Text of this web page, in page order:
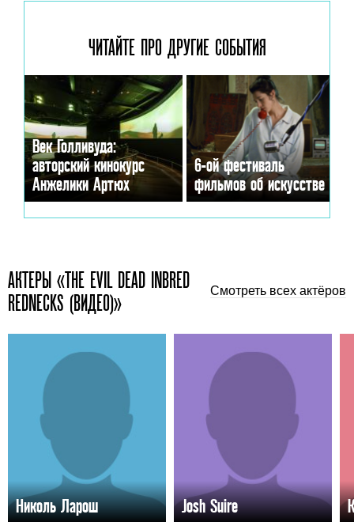
ЧИТАЙТЕ ПРО ДРУГИЕ СОБЫТИЯ
Век Голливуда:
авторский кинокурс
Анжелики Артюх
6-ой фестиваль
фильмов об искусстве
АКТЕРЫ «THE EVIL DEAD INBRED
REDNECKS (ВИДЕО)»
Смотреть всех актёров
Николь Ларош Josh Suire